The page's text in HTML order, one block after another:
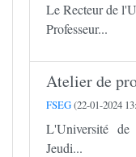
Le Recteur de
Professeur...
Atelier de
FSEG(22-01-2024
L'Université
Jeudi...